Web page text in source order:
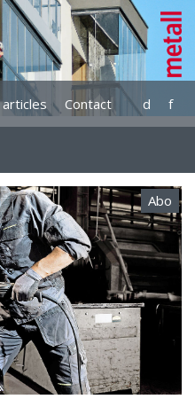
Contact d f
Abo